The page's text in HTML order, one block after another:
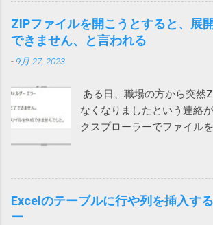
リが破損て驚いた」（原文
からん高齢者に無用なスト
す。 大体レジストリーとか
向けのノートンライフロッ
と思っていたら、こんなこ
う、セキュリティ製品を買
Windows に最初からついて
いう余計な問題も起きない
へのアクセス許可 今回は、
も直らないiPhoneがありま
に一瞬チラッと次の画面が
Teamsを選んでも変更でき
話が切れなくなりました。
ル時に許可を求められたよ
うのでしょう。 Wi-Fiを使
ザーから問い合わせがあり
ても通話すると切れる状態
ZIPファイルを開こうとすると、展
できません、と言われる
- 9月 27, 2023
ある日、職場の方から突然
なくなりましたという連絡
クスプローラーでファイル
と、「展開を完了できませ
ルを作成できませんでした
ージが表示され、ファイル
ません。 7zipからは開くこ
Excelのテーブルに行や列を挿入す
ー